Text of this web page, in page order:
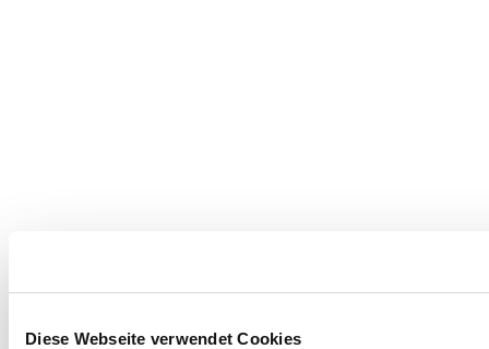
Diese Webseite verwendet Cookies